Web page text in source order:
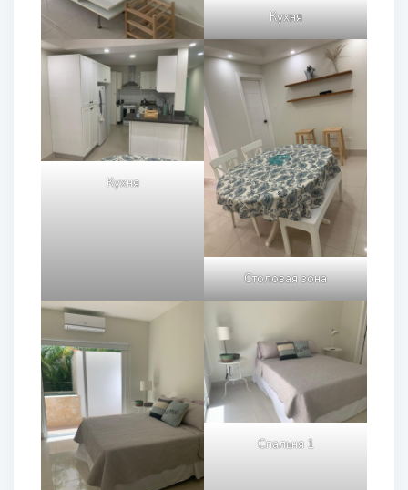
Кухня
Кухня
Столовая зона
Спальня 1